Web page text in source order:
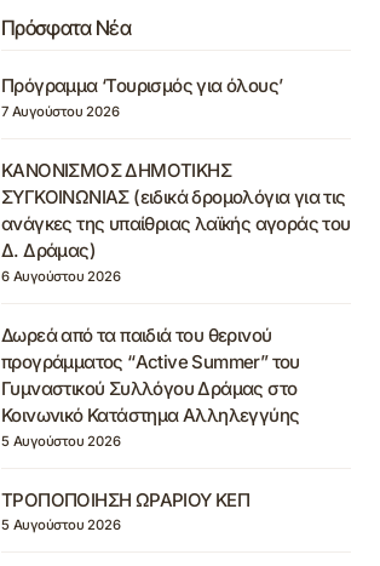
Πρόσφατα Νέα
Πρόγραμμα ‘Τουρισμός για όλους’
7 Αυγούστου 2026
ΚΑΝΟΝΙΣΜΟΣ ΔΗΜΟΤΙΚΗΣ
ΣΥΓΚΟΙΝΩΝΙΑΣ (ειδικά δρομολόγια για τις
ανάγκες της υπαίθριας λαϊκής αγοράς του
Δ. Δράμας)
6 Αυγούστου 2026
Δωρεά από τα παιδιά του θερινού
προγράμματος “Active Summer” του
Γυμναστικού Συλλόγου Δράμας στο
Κοινωνικό Κατάστημα Αλληλεγγύης
5 Αυγούστου 2026
ΤΡΟΠΟΠΟΙΗΣΗ ΩΡΑΡΙΟΥ ΚΕΠ
5 Αυγούστου 2026